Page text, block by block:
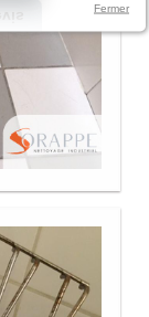
Fermer